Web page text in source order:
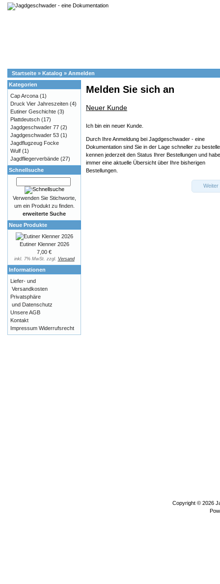
Startseite » Katalog » Anmelden
Melden Sie sich an
Neuer Kunde
Ich bin ein neuer Kunde.
Durch Ihre Anmeldung bei Jagdgeschwader - eine
Dokumentation sind Sie in der Lage schneller zu
kennen jederzeit den Status Ihrer Bestellungen und
immer eine aktuelle Übersicht über Ihre bisherigen
Bestellungen.
Weiter
Kategorien
Cap Arcona (1)
Druck Vier Jahreszeiten (4)
Eutiner Geschichte (3)
Plattdeutsch (17)
Jagdgeschwader 77 (2)
Jagdgeschwader 53 (1)
Jagdflugzeug Focke
Wulf (1)
Jagdfliegerverbände (27)
Schnellsuche
Verwenden Sie Stichworte,
um ein Produkt zu finden.
erweiterte Suche
Neue Produkte
Eutiner Klenner 2026
7,00 €
inkl. 7% MwSt. zzgl. Versand
Informationen
Liefer- und
Versandkosten
Privatsphäre
und Datenschutz
Unsere AGB
Kontakt
Impressum Widerrufsrecht
Copyright © 2026